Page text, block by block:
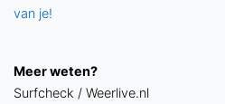
van je!
Meer weten?
Surfcheck / Weerlive.nl